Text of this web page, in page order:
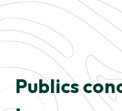
Publics